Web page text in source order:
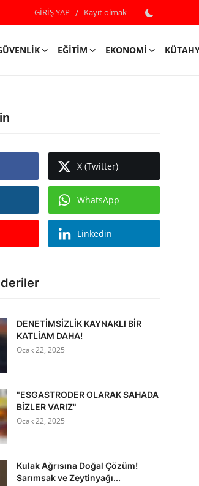
GİRİŞ YAP / Kayıt olmak
EĞITIM EKONOMI
X (Twitter)
WhatsApp
Linkedin
DENETİMSİZLİK KAYNAKLI BİR
KATLİAM DAHA!
Ocak 22, 2025
"ESGASTRODER OLARAK SAHADA
BİZLER VARIZ"
Ocak 22, 2025
Kulak Ağrısına Doğal Çözüm!
Sarımsak ve Zeytinyağı...